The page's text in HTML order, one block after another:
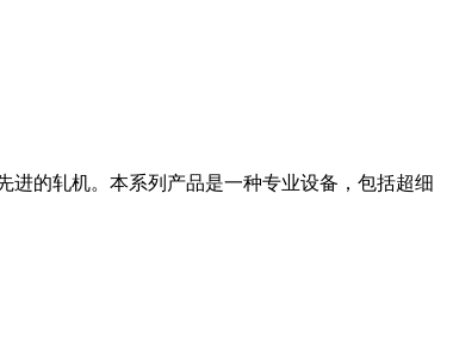
进的轧机。本系列产品是一种专业设备，包括超细